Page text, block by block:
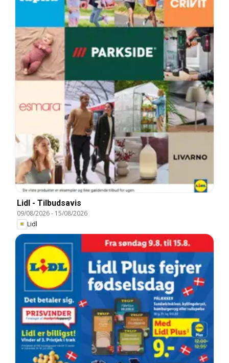
Lidl - Tilbudsavis
09/08/2026- 15/08/2026
Lidl